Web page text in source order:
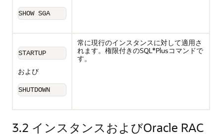
SHOW SGA
STARTUP
および
SHUTDOWN
常に現行のインスタンスに対して適用さ
れます。権限付きのSQL*Plusコマンドで
す。
3.2 インスタンスおよびOracle RAC